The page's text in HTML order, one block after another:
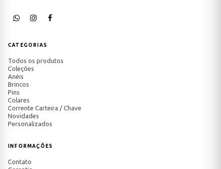
CATEGORIAS
Todos os produtos
Coleções
Anéis
Brincos
Pins
Colares
Corrente Carteira / Chave
Novidades
Personalizados
INFORMAÇÕES
Contato